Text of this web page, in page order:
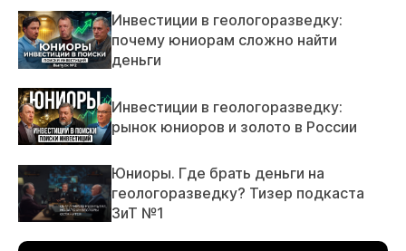
Инвестиции в геологоразведку:
почему юниорам сложно найти
деньги
Инвестиции в геологоразведку:
рынок юниоров и золото в России
Юниоры. Где брать деньги на
геологоразведку? Тизер подкаста
ЗиТ №1